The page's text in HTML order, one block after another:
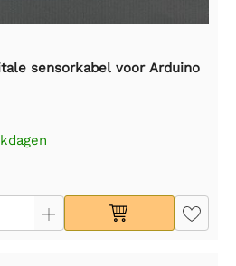
sensorkabel voor Arduino